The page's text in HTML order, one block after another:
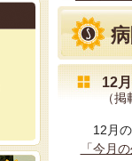
12
（
12月
「今月